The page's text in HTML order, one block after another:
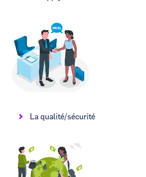
La qualité/sécurité
Image